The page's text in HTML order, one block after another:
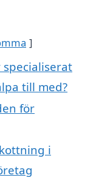
till med?
för
i